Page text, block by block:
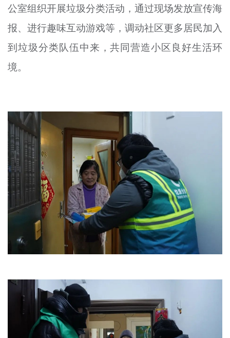
公室组织开展垃圾分类活动，通过现场发放宣传海
报、进行趣味互动游戏等，调动社区更多居民加入
到垃圾分类队伍中来，共同营造小区良好生活环
境。